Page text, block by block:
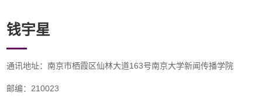
钱宇星
通讯地址：南京市栖霞区仙林大道163号南京大学新闻传播学院
邮编：210023